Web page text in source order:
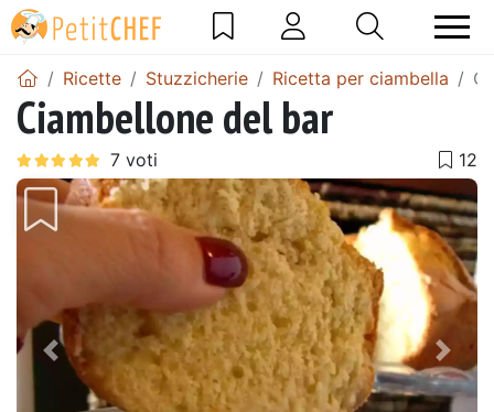
Ricette Stuzzicherie Ricetta per ciambella
Ciambellone del bar
Precedente